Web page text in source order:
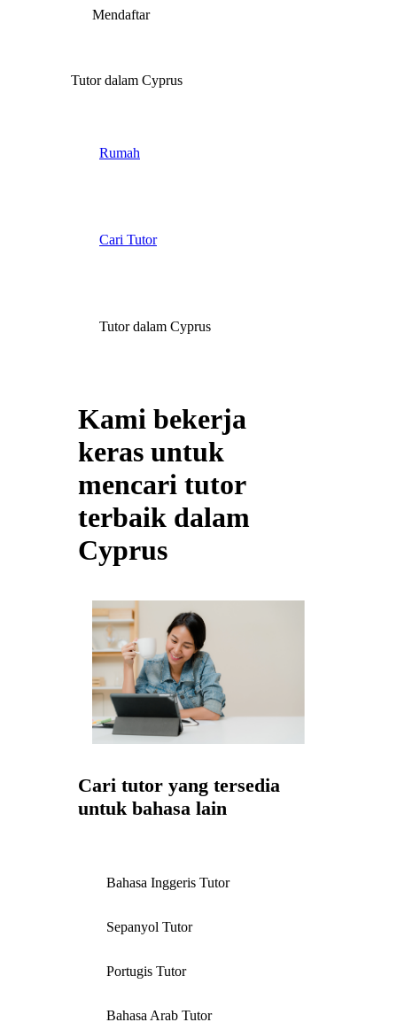
Mendaftar
Tutor dalam Cyprus
Rumah
Cari Tutor
Tutor dalam Cyprus
Kami bekerja
keras untuk
mencari tutor
terbaik dalam
Cyprus
Cari tutor yang tersedia
untuk bahasa lain
Bahasa Inggeris Tutor
Sepanyol Tutor
Portugis Tutor
Bahasa Arab Tutor